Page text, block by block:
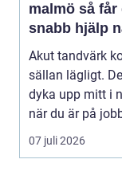
malmö så får du
snabb hjälp
tanden krisar
Akut tandvärk
sällan lägligt.
dyka upp mitt i
när du är på
preci...
07 juli 2026